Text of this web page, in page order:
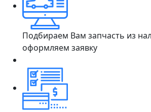
Подбираем Вам запчасть из
оформляем заявку